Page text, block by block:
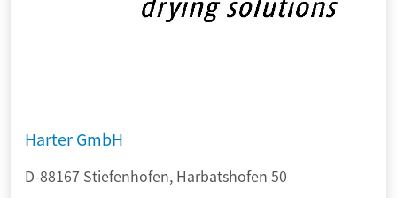
Harter GmbH
D-88167 Stiefenhofen, Harbatshofen 50